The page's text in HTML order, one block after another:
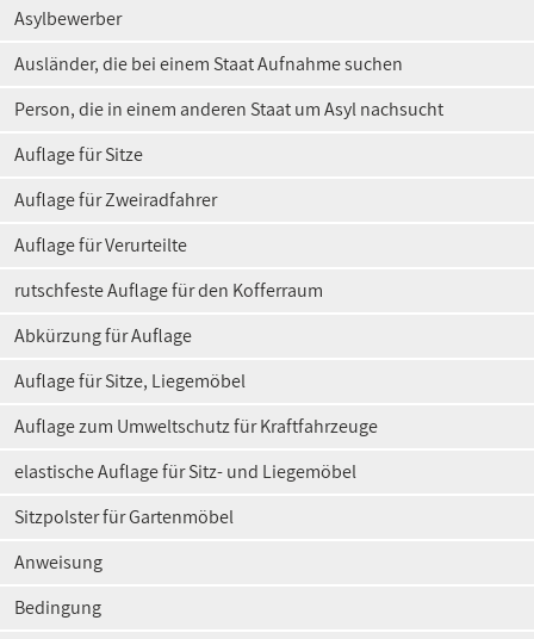
Asylbewerber
Ausländer, die bei einem Staat Aufnahme suchen
Person, die in einem anderen Staat um Asyl nachsucht
Auflage für Sitze
Auflage für Zweiradfahrer
Auflage für Verurteilte
rutschfeste Auflage für den Kofferraum
Abkürzung für Auflage
Auflage für Sitze, Liegemöbel
Auflage zum Umweltschutz für Kraftfahrzeuge
elastische Auflage für Sitz- und Liegemöbel
Sitzpolster für Gartenmöbel
Anweisung
Bedingung